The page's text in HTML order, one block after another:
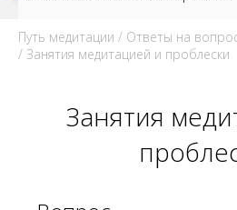
Путь медитации / Ответы на
/ Занятия медитацией и проблески
Занятия